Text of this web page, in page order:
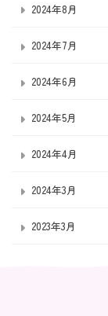
2024年8月
2024年7月
2024年6月
2024年5月
2024年4月
2024年3月
2023年3月